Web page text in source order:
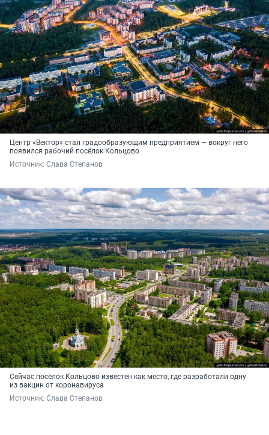
Центр «Вектор» стал градообразующим предприятием — вокруг него
появился рабочий посёлок Кольцово
Источник: Слава Степанов
Сейчас посёлок Кольцово известен как место, где разработали одну
из вакцин от коронавируса
Источник: Слава Степанов